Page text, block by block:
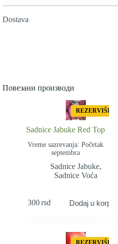
Dostava
Повезани производи
REZERVIŠI
Sadnice Jabuke Red Top
Vreme sazrevanja: Početak
septembra
Sadnice Jabuke,
Sadnice Voća
300rsd Dodaj u korpu
REZERVIŠI